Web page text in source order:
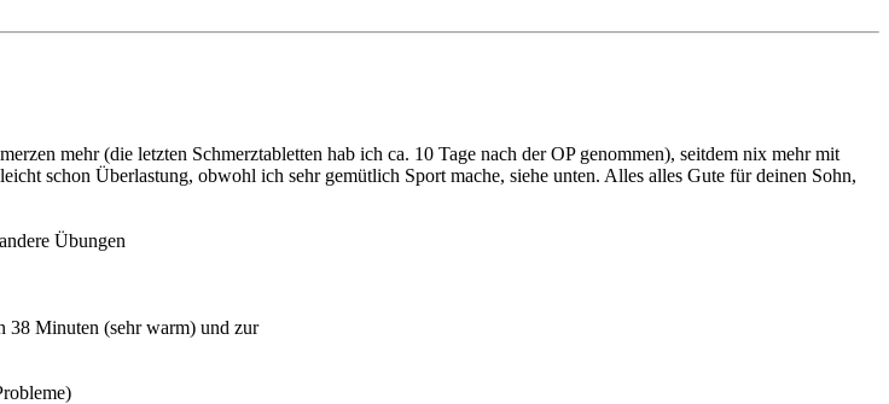
mehr (die letzten Schmerztabletten hab ich ca. 10 Tage nach der OP genommen), seitdem nix mehr mit
schon Überlastung, obwohl ich sehr gemütlich Sport mache, siehe unten. Alles alles Gute für deinen Sohn,
Übungen
38 Minuten (sehr warm) und zur